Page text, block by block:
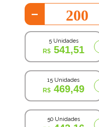
-
5 Unidades
541,51
15 Unidades
469,49
50 Unidades